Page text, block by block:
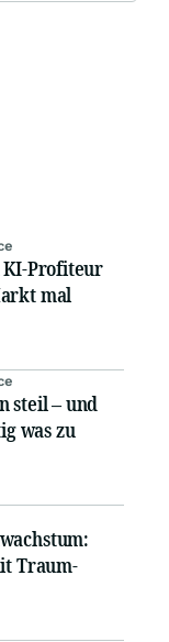
KI-Profiteur
mal
steil – und
was zu
Traum-